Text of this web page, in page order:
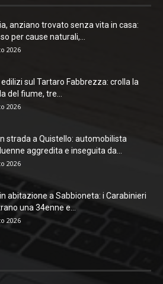
anziano trovato senza vita in casa:
per cause naturali,...
2026
sul Tartaro Fabbrezza: crolla la
del fiume, tre...
2026
strada a Quistello: automobilista
aggredita e inseguita da...
2026
abitazione a Sabbioneta: i Carabinieri
una 34enne e...
2026